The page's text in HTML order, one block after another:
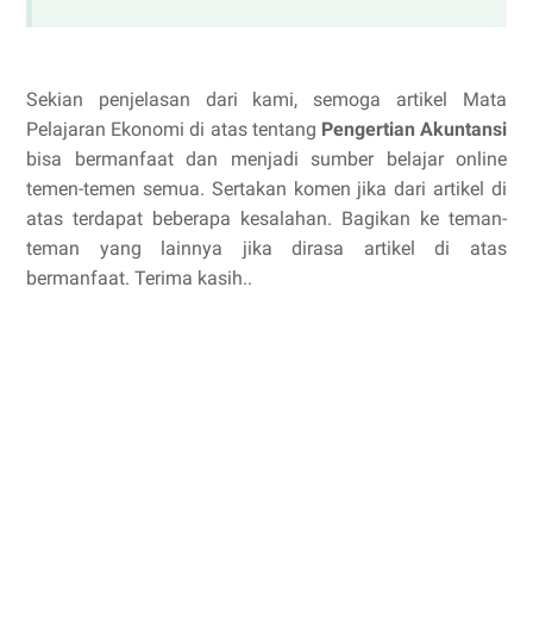
Sekian penjelasan dari kami, semoga artikel Mata
Pelajaran Ekonomi di atas tentang Pengertian Akuntansi
bisa bermanfaat dan menjadi sumber belajar online
temen-temen semua. Sertakan komen jika dari artikel di
atas terdapat beberapa kesalahan. Bagikan ke teman-
teman yang lainnya jika dirasa artikel di atas
bermanfaat. Terima kasih..